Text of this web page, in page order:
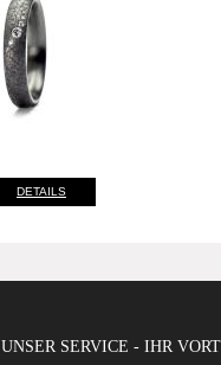
DETAILS
UNSER SERVICE - IHR